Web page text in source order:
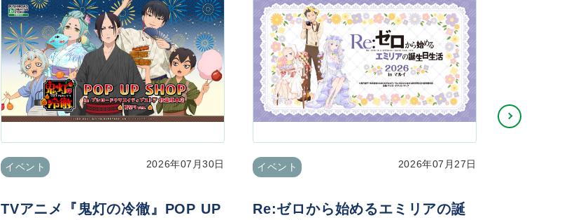
イベント 2026年07月30日
TVアニメ『鬼灯の冷徹』POP UP
イベント 2026年07月27日
Re:ゼロから始めるエミリアの誕